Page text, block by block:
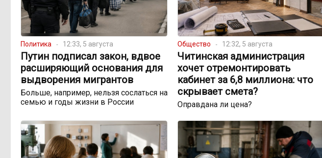
Политика 12:33, 5 августа
Путин подписал закон, вдвое
расширяющий основания для
выдворения мигрантов
Больше, например, нельзя сослаться на
семью и годы жизни в России
Общество 12:32, 5 августа
Читинская администрация
хочет отремонтировать
кабинет за 6,8 миллиона: что
скрывает смета?
Оправдана ли цена?